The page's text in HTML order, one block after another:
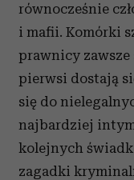
równocześnie
i mafii. Komórki
prawnicy
pierwsi dostają
się do
najbardziej
kolejnych
zagadki